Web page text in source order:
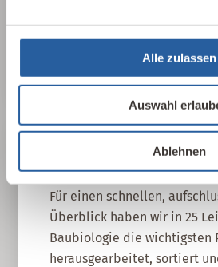
Alle zulassen
Auswahl
Ablehnen
Baubiologie
25 Leitlinien
Für einen schnellen,
Überblick haben wir in 25
Baubiologie die wichtigsten
herausgearbeitet, sortiert